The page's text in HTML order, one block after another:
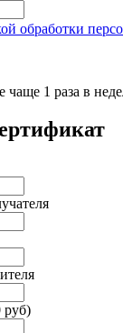
обработки
чаще 1 раза в
руб)